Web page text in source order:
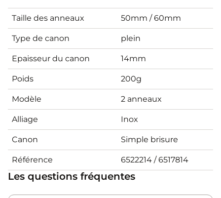
Taille des anneaux 50mm / 60mm
Type de canon plein
Epaisseur du canon 14mm
Poids 200g
Modèle 2 anneaux
Alliage Inox
Canon Simple brisure
Référence 6522214 / 6517814
Les questions fréquentes